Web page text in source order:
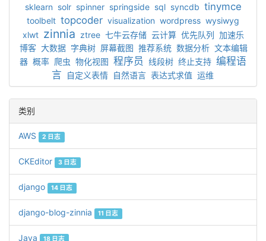
sklearn solr spinner springside sql syncdb tinymce
toolbelt topcoder visualization wordpress wysiwyg
xlwt zinnia ztree 七牛云存储 云计算 优先队列 加速乐
博客 大数据 字典树 屏幕截图 推荐系统 数据分析 文本编辑
器 概率 爬虫 物化视图 程序员 线段树 终止支持 编程语
言
自定义表情 自然语言 表达式求值 运维
类别
AWS 2 日志
CKEditor 3 日志
django 14 日志
django-blog-zinnia 11 日志
Java 18 日志